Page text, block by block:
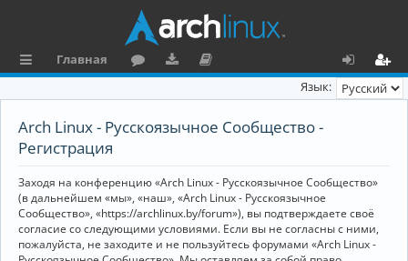
л
и
Главная
н
та
ц
х
ег
Язык:
Arch Linux - Русскоязычное Сообщество -
Регистрация
Заходя на конференцию «Arch Linux - Русскоязычное Сообщество»
(в дальнейшем «мы», «наш», «Arch Linux - Русскоязычное
Сообщество», «https://archlinux.by/forum»), вы подтверждаете своё
согласие со следующими условиями. Если вы не согласны с ними,
пожалуйста, не заходите и не пользуйтесь форумами «Arch Linux -